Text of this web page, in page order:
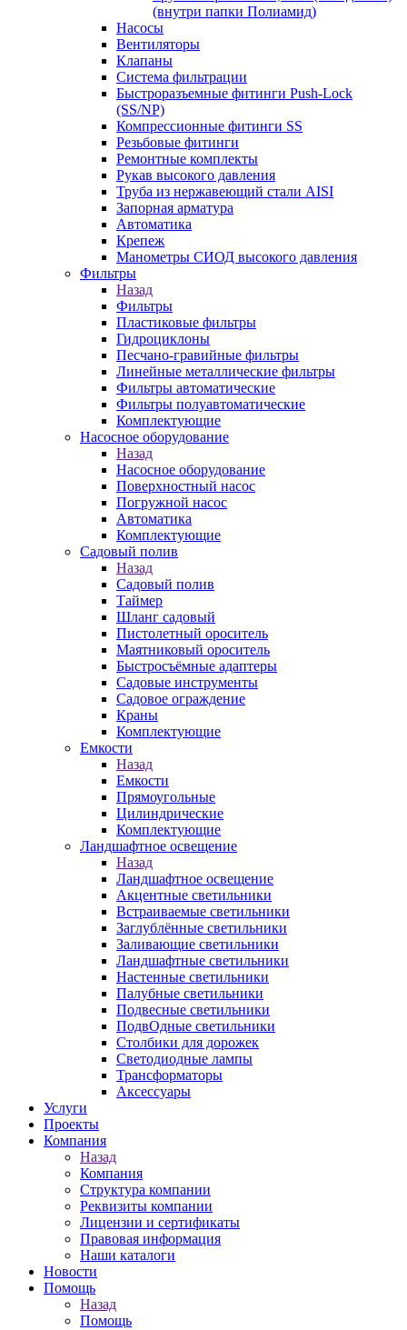
(внутри папки Полиамид)
Насосы
Вентиляторы
Клапаны
Система фильтрации
Быстроразъемные фитинги Push-Lock
(SS/NP)
Компрессионные фитинги SS
Резьбовые фитинги
Ремонтные комплекты
Рукав высокого давления
Труба из нержавеющий стали AISI
Запорная арматура
Автоматика
Крепеж
Манометры СИОД высокого давления
Фильтры
Назад
Фильтры
Пластиковые фильтры
Гидроциклоны
Песчано-гравийные фильтры
Линейные металлические фильтры
Фильтры автоматические
Фильтры полуавтоматические
Комплектующие
Насосное оборудование
Назад
Насосное оборудование
Поверхностный насос
Погружной насос
Автоматика
Комплектующие
Садовый полив
Назад
Садовый полив
Таймер
Шланг садовый
Пистолетный ороситель
Маятниковый ороситель
Быстросъёмные адаптеры
Садовые инструменты
Садовое ограждение
Краны
Комплектующие
Емкости
Назад
Емкости
Прямоугольные
Цилиндрические
Комплектующие
Ландшафтное освещение
Назад
Ландшафтное освещение
Акцентные светильники
Встраиваемые светильники
Заглублённые светильники
Заливающие светильники
Ландшафтные светильники
Настенные светильники
Палубные светильники
Подвесные светильники
ПодвОдные светильники
Столбики для дорожек
Светодиодные лампы
Трансформаторы
Аксессуары
Услуги
Проекты
Компания
Назад
Компания
Структура компании
Реквизиты компании
Лицензии и сертификаты
Правовая информация
Наши каталоги
Новости
Помощь
Назад
Помощь